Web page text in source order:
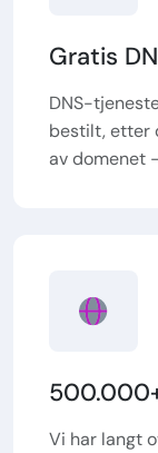
Gratis
DNS-
bestilt, etter
av domenet
Vi har langt